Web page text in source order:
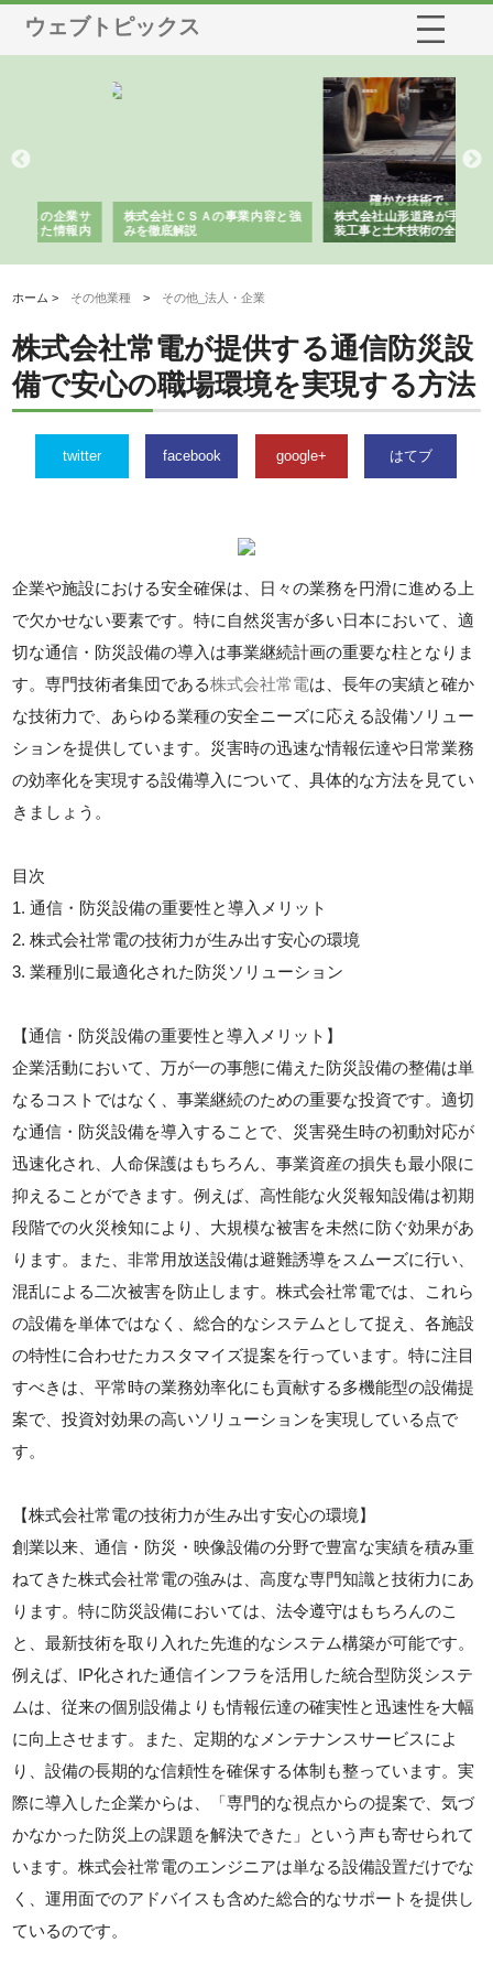
ウェブトピックス
株式会社ＣＳＡの事業内容と強
みを徹底解説
株式会社山形道路が手がける舗
装工事と土木技術の全容
ホーム > その他業種 > その他_法人・企業
株式会社常電が提供する通信防災設
備で安心の職場環境を実現する方法
twitter facebook google+ はてブ
企業や施設における安全確保は、日々の業務を円滑に進める上
で欠かせない要素です。特に自然災害が多い日本において、適
切な通信・防災設備の導入は事業継続計画の重要な柱となりま
す。専門技術者集団である株式会社常電は、長年の実績と確か
な技術力で、あらゆる業種の安全ニーズに応える設備ソリュー
ションを提供しています。災害時の迅速な情報伝達や日常業務
の効率化を実現する設備導入について、具体的な方法を見てい
きましょう。
目次
1. 通信・防災設備の重要性と導入メリット
2. 株式会社常電の技術力が生み出す安心の環境
3. 業種別に最適化された防災ソリューション
【通信・防災設備の重要性と導入メリット】
企業活動において、万が一の事態に備えた防災設備の整備は単
なるコストではなく、事業継続のための重要な投資です。適切
な通信・防災設備を導入することで、災害発生時の初動対応が
迅速化され、人命保護はもちろん、事業資産の損失も最小限に
抑えることができます。例えば、高性能な火災報知設備は初期
段階での火災検知により、大規模な被害を未然に防ぐ効果があ
ります。また、非常用放送設備は避難誘導をスムーズに行い、
混乱による二次被害を防止します。株式会社常電では、これら
の設備を単体ではなく、総合的なシステムとして捉え、各施設
の特性に合わせたカスタマイズ提案を行っています。特に注目
すべきは、平常時の業務効率化にも貢献する多機能型の設備提
案で、投資対効果の高いソリューションを実現している点で
す。
【株式会社常電の技術力が生み出す安心の環境】
創業以来、通信・防災・映像設備の分野で豊富な実績を積み重
ねてきた株式会社常電の強みは、高度な専門知識と技術力にあ
ります。特に防災設備においては、法令遵守はもちろんのこ
と、最新技術を取り入れた先進的なシステム構築が可能です。
例えば、IP化された通信インフラを活用した統合型防災システ
ムは、従来の個別設備よりも情報伝達の確実性と迅速性を大幅
に向上させます。また、定期的なメンテナンスサービスによ
り、設備の長期的な信頼性を確保する体制も整っています。実
際に導入した企業からは、「専門的な視点からの提案で、気づ
かなかった防災上の課題を解決できた」という声も寄せられて
います。株式会社常電のエンジニアは単なる設備設置だけでな
く、運用面でのアドバイスも含めた総合的なサポートを提供し
ているのです。